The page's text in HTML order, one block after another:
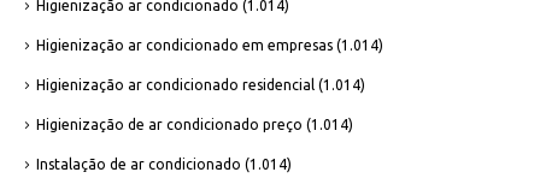
Higienização ar condicionado (1.014)
Higienização ar condicionado em empresas (1.014)
Higienização ar condicionado residencial (1.014)
Higienização de ar condicionado preço (1.014)
Instalação de ar condicionado (1.014)